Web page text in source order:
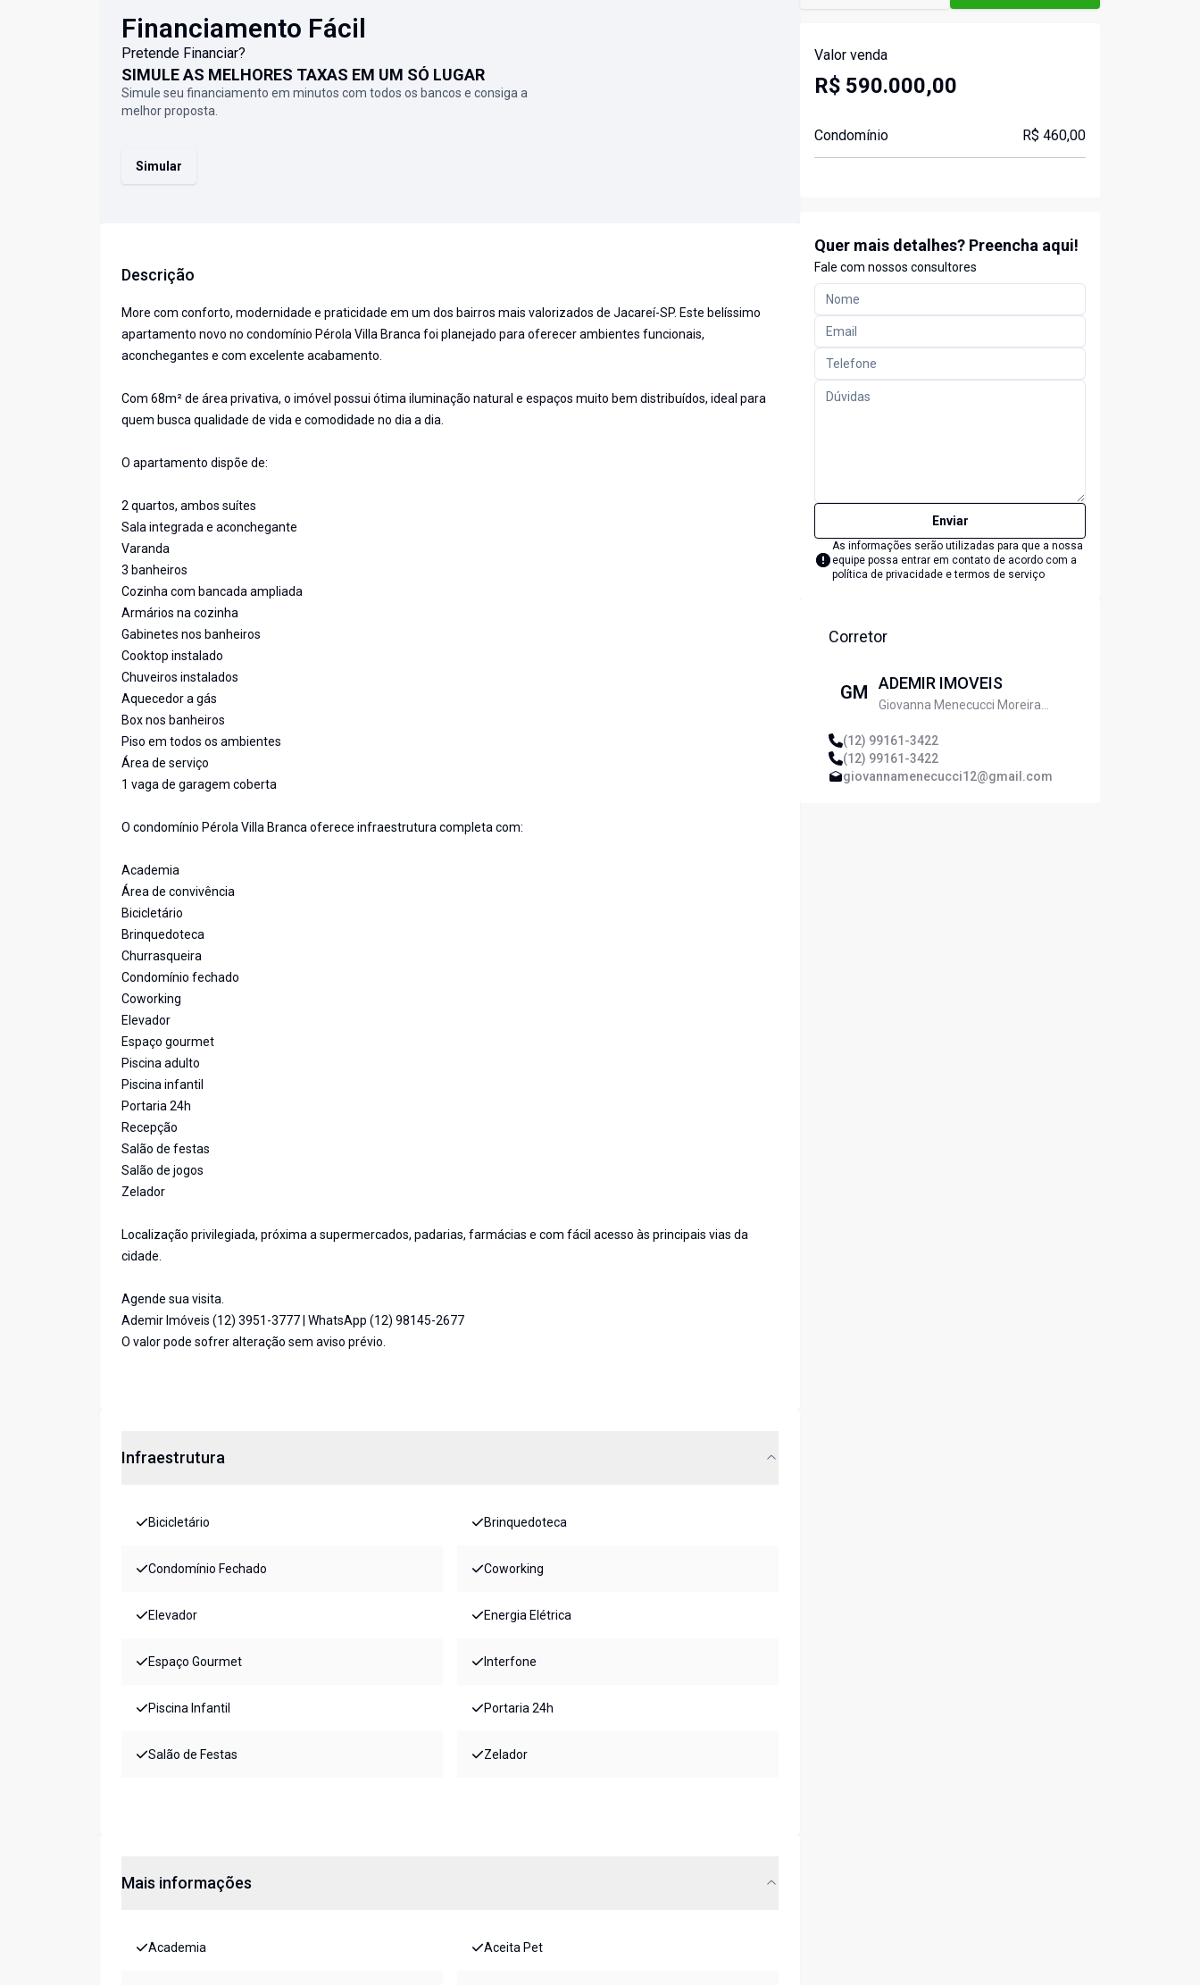
Financiamento Fácil
Pretende Financiar?
SIMULE AS MELHORES TAXAS EM UM SÓ LUGAR
Simule seu financiamento em minutos com todos os bancos e consiga a
melhor proposta.
Simular
Descrição
More com conforto, modernidade e praticidade em um dos bairros mais valorizados de Jacareí-SP. Este belíssimo
apartamento novo no condomínio Pérola Villa Branca foi planejado para oferecer ambientes funcionais,
aconchegantes e com excelente acabamento.
Com 68m² de área privativa, o imóvel possui ótima iluminação natural e espaços muito bem distribuídos, ideal para
quem busca qualidade de vida e comodidade no dia a dia.
O apartamento dispõe de:
2 quartos, ambos suítes
Sala integrada e aconchegante
Varanda
3 banheiros
Cozinha com bancada ampliada
Armários na cozinha
Gabinetes nos banheiros
Cooktop instalado
Chuveiros instalados
Aquecedor a gás
Box nos banheiros
Piso em todos os ambientes
Área de serviço
1 vaga de garagem coberta
O condomínio Pérola Villa Branca oferece infraestrutura completa com:
Academia
Área de convivência
Bicicletário
Brinquedoteca
Churrasqueira
Condomínio fechado
Coworking
Elevador
Espaço gourmet
Piscina adulto
Piscina infantil
Portaria 24h
Recepção
Salão de festas
Salão de jogos
Zelador
Localização privilegiada, próxima a supermercados, padarias, farmácias e com fácil acesso às principais vias da
cidade.
Agende sua visita.
Ademir Imóveis (12) 3951-3777 | WhatsApp (12) 98145-2677
O valor pode sofrer alteração sem aviso prévio.
Infraestrutura
Bicicletário Brinquedoteca
Condomínio Fechado Coworking
Elevador Energia Elétrica
Espaço Gourmet Interfone
Piscina Infantil Portaria 24h
Salão de Festas Zelador
Mais informações
Academia Aceita Pet
Valor venda
R$ 590.000,00
Condomínio R$ 460,00
Quer mais detalhes? Preencha aqui!
Fale com nossos consultores
Enviar
As informações serão utilizadas para que a nossa
equipe possa entrar em contato de acordo com a
política de privacidade e termos de serviço
Corretor
GM ADEMIR IMOVEIS
Giovanna Menecucci Moreira
(12) 99161-3422
(12) 99161-3422
giovannamenecucci12@gmail.com